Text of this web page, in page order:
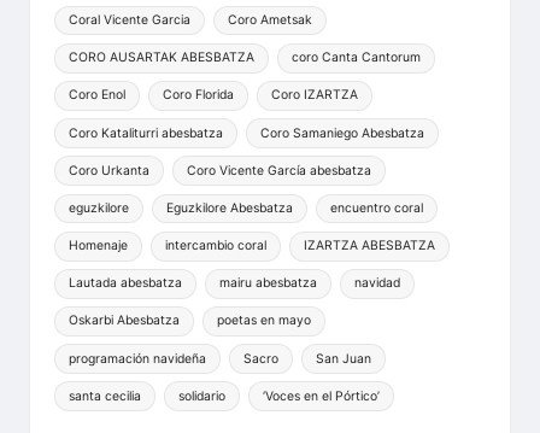
Coral Vicente Garcia Coro Ametsak
CORO AUSARTAK ABESBATZA coro Canta Cantorum
Coro Enol Coro Florida Coro IZARTZA
Coro Kataliturri abesbatza Coro Samaniego Abesbatza
Coro Urkanta Coro Vicente García abesbatza
eguzkilore Eguzkilore Abesbatza encuentro coral
Homenaje intercambio coral IZARTZA ABESBATZA
Lautada abesbatza mairu abesbatza navidad
Oskarbi Abesbatza poetas en mayo
programación navideña Sacro San Juan
santa cecilia solidario ‘Voces en el Pórtico’